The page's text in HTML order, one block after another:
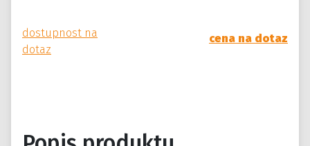
dostupnost na
dotaz
cena na dotaz